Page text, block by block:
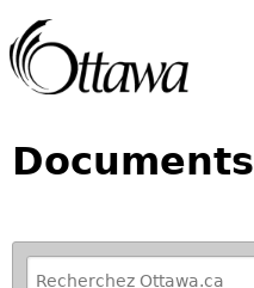
Documents
R